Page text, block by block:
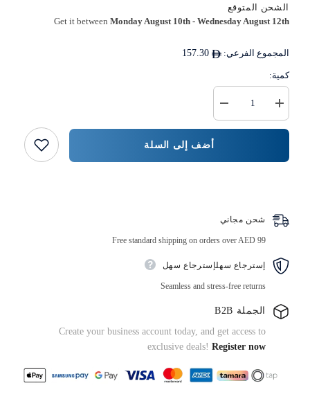
الشحن المتوقع
Get it betweenMonday August 10th -Wednesday August 12th
المجموع الفرعي: 157.30
كمية:
كمية
{{
المنتج
زيادة
كمية
مئزر
(طول)،
قطعة
10
عبوات
أضف إلى السلة
شحن مجاني
Free standard shipping on orders over AED 99
إسترجاع سهلإسترجاع سهل
Seamless and stress-free returns
الجملة B2B
Create your business account today, and get access to
exclusive deals! Register now